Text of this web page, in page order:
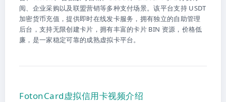
阅、企业采购以及联盟营销等多种支付场景。该平台支持 USDT
加密货币充值，提供即时在线发卡服务，拥有独立的自助管理
后台，支持无限创建卡片，拥有丰富的卡片 BIN 资源，价格低
廉，是一家稳定可靠的成熟虚拟卡平台。
FotonCard虚拟信用卡视频介绍